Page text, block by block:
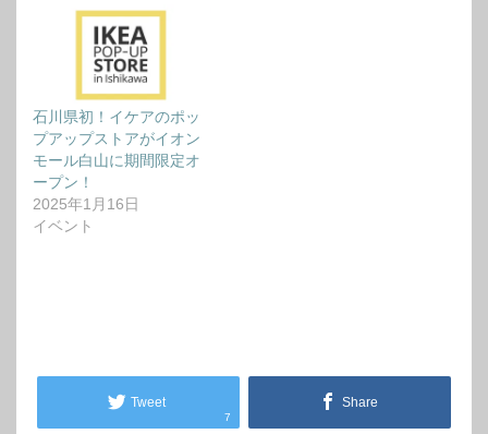
石川県初！イケアのポッ
プアップストアがイオン
モール白山に期間限定オ
ープン！
2025年1月16日
イベント
Tweet
7
Share